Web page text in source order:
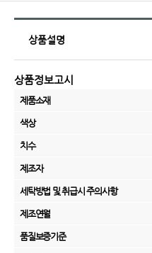
상품설명
상품정보고시
제품소재
색상
치수
제조자
세탁방법 및 취급시 주의사항
제조연월
품질보증기준